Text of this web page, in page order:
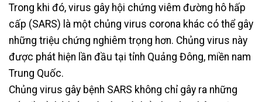
Trong khi đó, virus gây hội chứng viêm đường hô hấp
cấp (SARS) là một chủng virus corona khác có thể gây
những triệu chứng nghiêm trọng hơn. Chủng virus này
được phát hiện lần đầu tại tỉnh Quảng Đông, miền nam
Trung Quốc.
Chủng virus gây bệnh SARS không chỉ gây ra những